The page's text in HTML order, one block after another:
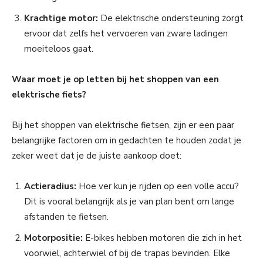
Krachtige motor: De elektrische ondersteuning zorgt
ervoor dat zelfs het vervoeren van zware ladingen
moeiteloos gaat.
Waar moet je op letten bij het shoppen van een
elektrische fiets?
Bij het shoppen van elektrische fietsen, zijn er een paar
belangrijke factoren om in gedachten te houden zodat je
zeker weet dat je de juiste aankoop doet:
Actieradius: Hoe ver kun je rijden op een volle accu?
Dit is vooral belangrijk als je van plan bent om lange
afstanden te fietsen.
Motorpositie: E-bikes hebben motoren die zich in het
voorwiel, achterwiel of bij de trapas bevinden. Elke